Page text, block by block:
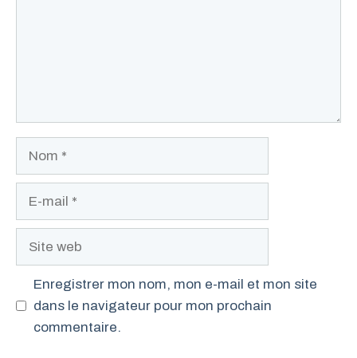
Site
Enregistrer mon nom, mon e-mail et mon site
dans le navigateur pour mon prochain
commentaire.